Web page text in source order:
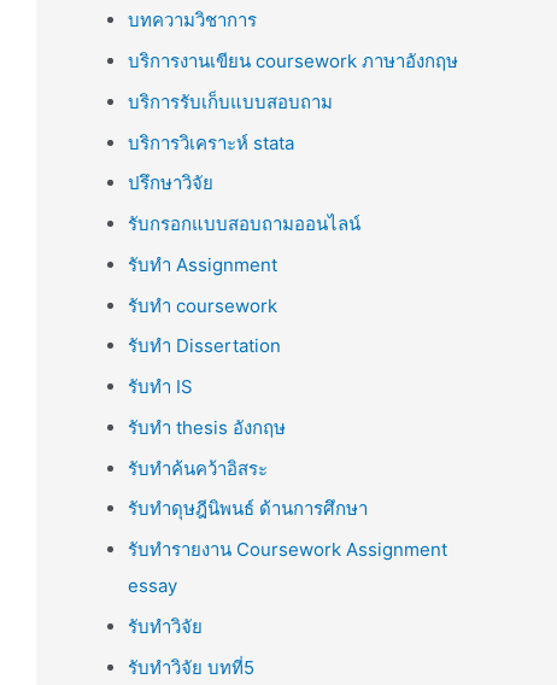
บทความวิชาการ
บริการงานเขียน coursework ภาษาอังกฤษ
บริการรับเก็บแบบสอบถาม
บริการวิเคราะห์ stata
ปรึกษาวิจัย
รับกรอกแบบสอบถามออนไลน์
รับทำ Assignment
รับทำ coursework
รับทำ Dissertation
รับทำ IS
รับทำ thesis อังกฤษ
รับทำค้นคว้าอิสระ
รับทำดุษฎีนิพนธ์ ด้านการศึกษา
รับทำรายงาน Coursework Assignment
essay
รับทำวิจัย
รับทำวิจัย บทที่5